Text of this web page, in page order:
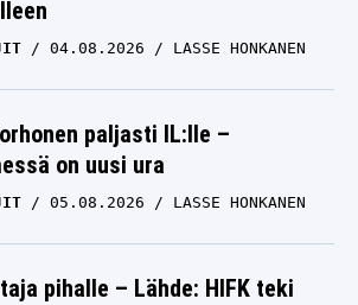
paljasti IL:lle –
on uusi ura
05.08.2026
pihalle – Lähde: HIFK teki
Olli Jokiselle